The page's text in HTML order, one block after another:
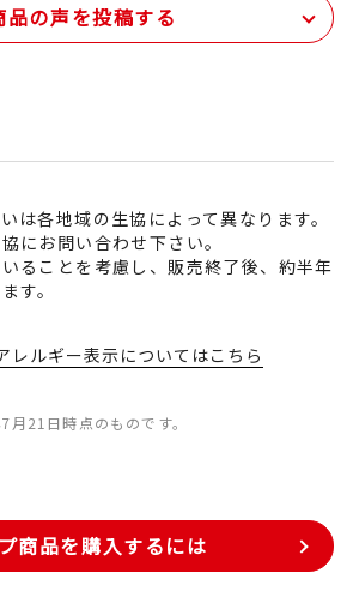
品の声を投稿する
は各地域の生協によって異なります。
にお問い合わせ下さい。
ることを考慮し、販売終了後、約半年
す。
レルギー表示についてはこちら
21日時点のものです。
商品を購入するには